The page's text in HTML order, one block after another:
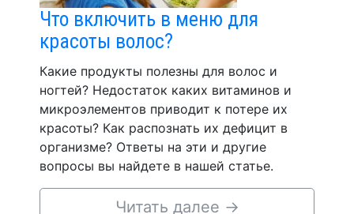
Что включить в меню для
красоты волос?
Какие продукты полезны для волос и
ногтей? Недостаток каких витаминов и
микроэлементов приводит к потере их
красоты? Как распознать их дефицит в
организме? Ответы на эти и другие
вопросы вы найдете в нашей статье.
Читать далее →